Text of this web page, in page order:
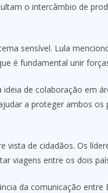
o intercâmbio de
sensível. Lula
é fundamental unir
de colaboração em
a proteger ambos os
vista de cidadãos. Os
viagens entre os dois
da comunicação